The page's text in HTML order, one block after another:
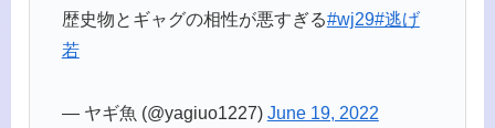
歴史物とギャグの相性が悪すぎる#wj29#逃げ
若
— ヤギ魚 (@yagiuo1227) June 19, 2022